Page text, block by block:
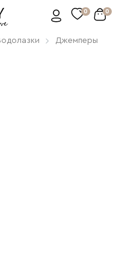
0 0
Джемперы